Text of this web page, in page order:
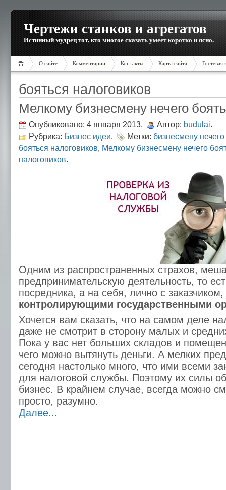
Чертежи станков и агрегатов
Истинный мудрец тот, кто многое сказать умеет коротко и ясно.
О сайте Комментарии Контакты Карта сайта Гостевая
бояться налоговиков
Мелкому бизнесмену нечего
Опубликовано: 4 января 2013. Автор: budulai.
Рубрика: Бизнес идеи. Метки: бизнесмену
бояться налоговиков, Мелкому бизнесмену нечего
налоговиков.
Одним из распространенных страхов,
предпринимательскую деятельность, то
посредника, а на себя, лично с
контролирующими государственными
Хочется вам сказать, что на самом деле
даже не смотрит в сторону малых и
Пока у вас нет больших складов и
чего можно вытянуть деньги. А мелких
сегодня настолько много, что ими всеми
для налоговой службы. Поэтому их силы
бизнес. В крайнем случае, всегда можно
просто, разумно.
Далее...